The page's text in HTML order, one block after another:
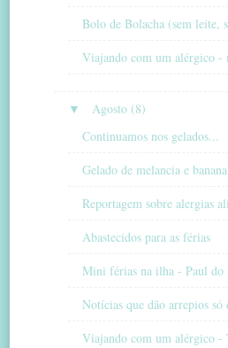
Bolo de Bolacha (sem leite,
Viajando com um alérgico -
▼
Agosto (8)
Continuamos nos gelados...
Gelado de melancia e banana
Reportagem sobre alergias
Abastecidos para as férias
Mini férias na ilha - Paul do
Notícias que dão arrepios só
Viajando com um alérgico -